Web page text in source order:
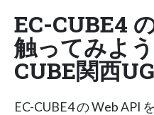
EC-CUBE4
触ってみよ
CUBE関西UG
EC-CUBE4 の Web API